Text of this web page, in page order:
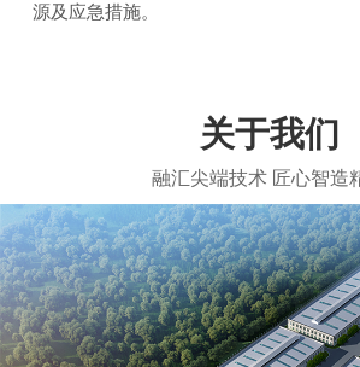
源及应急措施。
关于我们